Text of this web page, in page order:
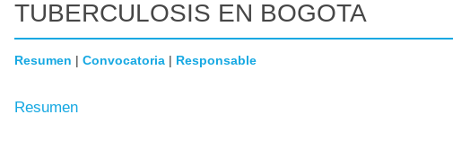
TUBERCULOSIS EN BOGOTA
Resumen | Convocatoria | Responsable
Resumen